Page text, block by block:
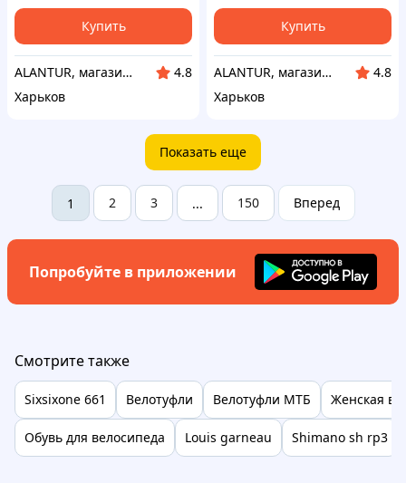
Купить
ALANTUR, магазин туристичного спорядження та велосипедів
4.8
Харьков
Купить
ALANTUR, магазин туристичного спорядження та велосипедів
4.8
Харьков
Показать еще
1 2 3 ... 150 Вперед
Попробуйте в приложении
Смотрите также
Sixsixone 661 Велотуфли Велотуфли МТБ Женская
Обувь для велосипеда Louis garneau Shimano sh rp3